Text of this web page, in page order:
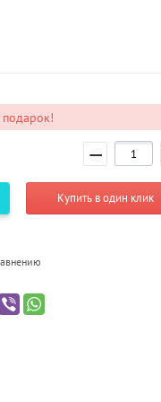
−
Купить в один клик